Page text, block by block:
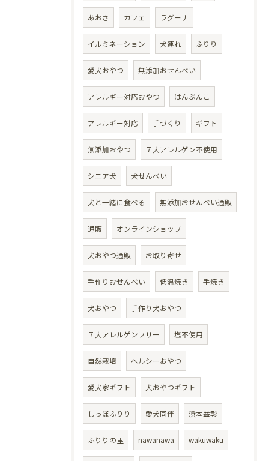
あおさ カフェ ラグーナ
イルミネーション 犬連れ ふりり
愛犬おやつ 無添加おせんべい
アレルギー対応おやつ はんぶんこ
アレルギー対応 手づくり ギフト
無添加おやつ ７大アレルゲン不使用
シニア犬 犬せんべい
犬と一緒に食べる 無添加おせんべい通販
通販 オンラインショップ
犬おやつ通販 お取り寄せ
手作りおせんべい 低温焼き 手焼き
犬おやつ 手作り犬おやつ
７大アレルゲンフリー 塩不使用
自然栽培 ヘルシーおやつ
愛犬家ギフト 犬おやつギフト
しっぽふりり 愛犬同伴 浜本益彰
ふりりの里 nawanawa wakuwaku